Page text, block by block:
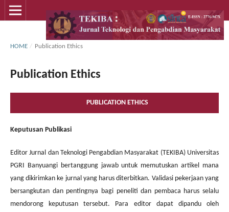
HOME / Publication Ethics
Publication Ethics
PUBLICATION ETHICS
Keputusan Publikasi
Editor Jurnal dan Teknologi Pengabdian Masyarakat (TEKIBA) Universitas
PGRI Banyuangi bertanggung jawab untuk memutuskan artikel mana
yang dikirimkan ke jurnal yang harus diterbitkan. Validasi pekerjaan yang
bersangkutan dan pentingnya bagi peneliti dan pembaca harus selalu
mendorong keputusan tersebut.
Para editor dapat dipandu oleh